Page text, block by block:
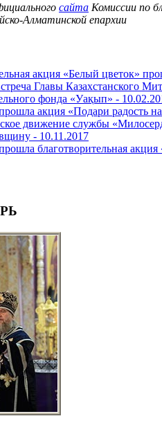
сайта Комиссии по
Алматинской епархии
акция «Белый цветок»
Главы Казахстанского
фонда «Уақып» -
акция «Подари радость
движение службы
- 10.11.2017
благотворительная